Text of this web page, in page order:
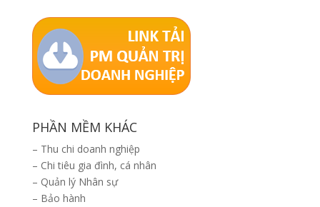
PHẦN MỀM KHÁC
– Thu chi doanh nghiệp
– Chi tiêu gia đình, cá nhân
– Quản lý Nhân sự
– Bảo hành